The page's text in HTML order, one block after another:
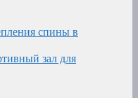
спины в
зал для